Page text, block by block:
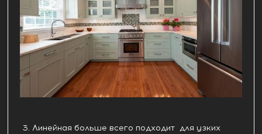
3. Линейная больше всего подходит для узких